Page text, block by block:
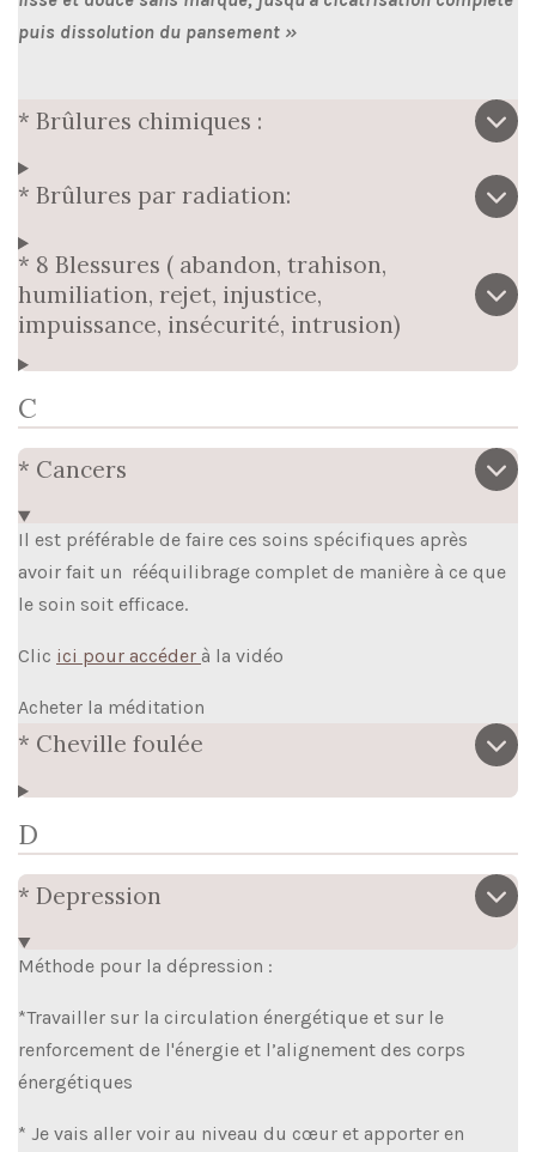
puis dissolution du pansement »
* Brûlures chimiques :
* Brûlures par radiation:
* 8 Blessures ( abandon, trahison,
humiliation, rejet, injustice,
impuissance, insécurité, intrusion)
C
* Cancers
Il est préférable de faire ces soins spécifiques après
avoir fait un rééquilibrage complet de manière à ce que
le soin soit efficace.
Clic ici pour accéder à la vidéo
Acheter la méditation
* Cheville foulée
D
* Depression
Méthode pour la dépression :
*Travailler sur la circulation énergétique et sur le
renforcement de l'énergie et l’alignement des corps
énergétiques
* Je vais aller voir au niveau du cœur et apporter en